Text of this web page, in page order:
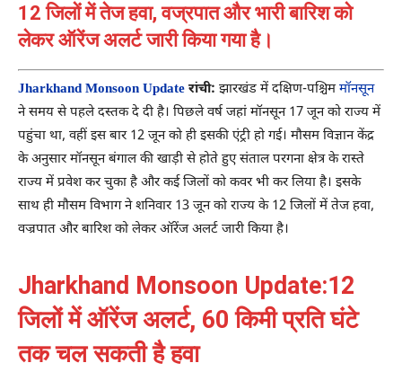
12 जिलों में तेज हवा, वज्रपात और भारी बारिश को
लेकर ऑरेंज अलर्ट जारी किया गया है।
Jharkhand Monsoon Update रांची: झारखंड में दक्षिण-पश्चिममॉनसून
ने समय से पहले दस्तक दे दी है। पिछले वर्ष जहां मॉनसून 17 जून को राज्य में
पहुंचा था, वहीं इस बार 12 जून को ही इसकी एंट्री हो गई। मौसम विज्ञान केंद्र
के अनुसार मॉनसून बंगाल की खाड़ी से होते हुए संताल परगना क्षेत्र के रास्ते
राज्य में प्रवेश कर चुका है और कई जिलों को कवर भी कर लिया है। इसके
साथ ही मौसम विभाग ने शनिवार 13 जून को राज्य के 12 जिलों में तेज हवा,
वज्रपात और बारिश को लेकर ऑरेंज अलर्ट जारी किया है।
Jharkhand Monsoon Update:12
जिलों में ऑरेंज अलर्ट, 60 किमी प्रति घंटे
तक चल सकती है हवा